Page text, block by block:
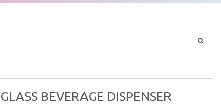
GLASS BEVERAGE DISPENSER